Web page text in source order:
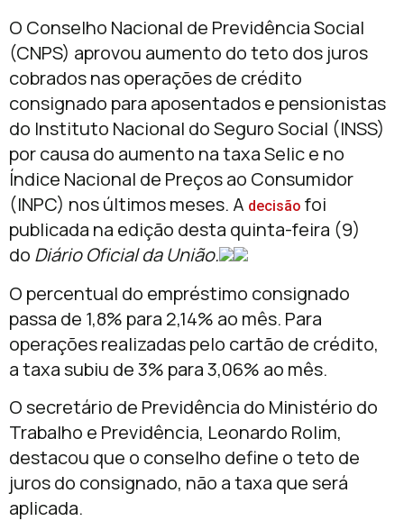
O Conselho Nacional de Previdência Social
(CNPS) aprovou aumento do teto dos juros
cobrados nas operações de crédito
consignado para aposentados e pensionistas
do Instituto Nacional do Seguro Social (INSS)
por causa do aumento na taxa Selic e no
Índice Nacional de Preços ao Consumidor
(INPC) nos últimos meses. A decisão foi
publicada na edição desta quinta-feira (9)
do Diário Oficial da União.
O percentual do empréstimo consignado
passa de 1,8% para 2,14% ao mês. Para
operações realizadas pelo cartão de crédito,
a taxa subiu de 3% para 3,06% ao mês.
O secretário de Previdência do Ministério do
Trabalho e Previdência, Leonardo Rolim,
destacou que o conselho define o teto de
juros do consignado, não a taxa que será
aplicada.